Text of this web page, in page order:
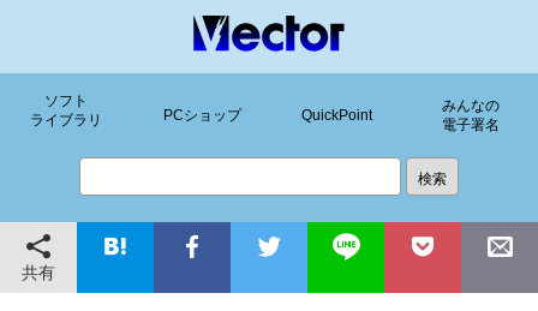
ソフト
ライブラリ
PCショップ QuickPoint
みんなの
電子署名
共有